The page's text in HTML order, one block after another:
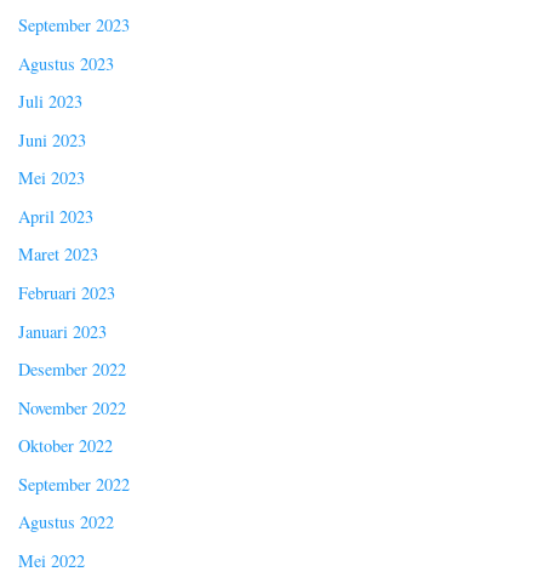
September 2023
Agustus 2023
Juli 2023
Juni 2023
Mei 2023
April 2023
Maret 2023
Februari 2023
Januari 2023
Desember 2022
November 2022
Oktober 2022
September 2022
Agustus 2022
Mei 2022